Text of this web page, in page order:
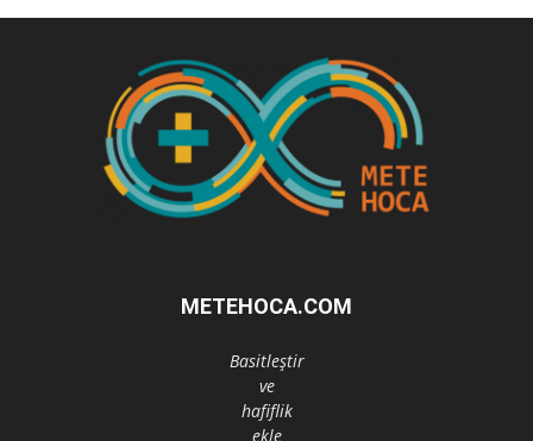
METEHOCA.COM
Basitleştir
ve
hafiflik
ekle